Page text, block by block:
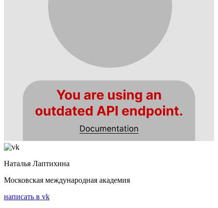
Наталья Лаптихина
Московская международная академия
написать в vk